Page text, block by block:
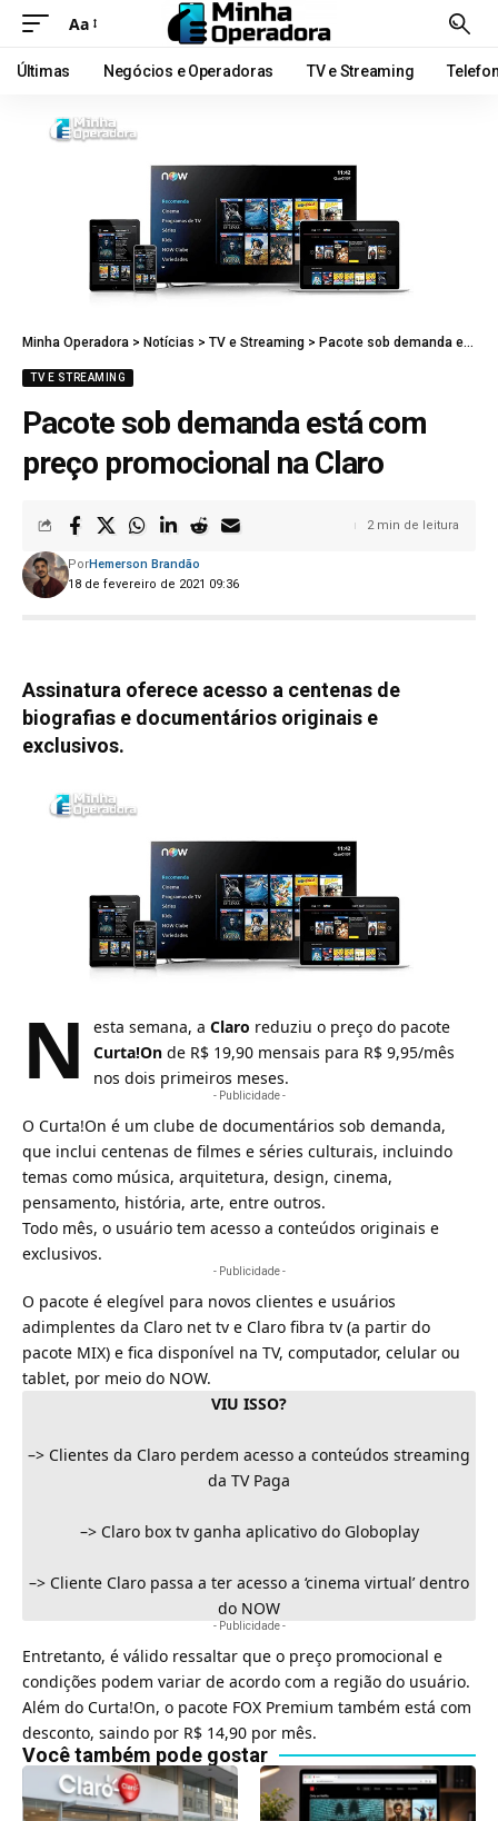
Aa
Últimas Negócios e Operadoras TV e Streaming
Minha Operadora > Notícias > TV e Streaming > Pacote sob demanda está com preço promocional na Claro
TV E STREAMING
Pacote sob demanda está com
preço promocional na Claro
18 de fevereiro de 2021 09:36
PorHemerson Brandão
2 min de leitura
Assinatura oferece acesso a centenas de
biografias e documentários originais e
exclusivos.
N esta semana, a Claro reduziu o preço do pacote
Curta!On de R$ 19,90 mensais para R$ 9,95/mês
nos dois primeiros meses.
- Publicidade -
O Curta!On é um clube de documentários sob demanda,
que inclui centenas de filmes e séries culturais, incluindo
temas como música, arquitetura, design, cinema,
pensamento, história, arte, entre outros.
Todo mês, o usuário tem acesso a conteúdos originais e
exclusivos.
- Publicidade -
O pacote é elegível para novos clientes e usuários
adimplentes da Claro net tv e Claro fibra tv (a partir do
pacote MIX) e fica disponível na TV, computador, celular ou
tablet, por meio do NOW.
VIU ISSO?
–> Clientes da Claro perdem acesso a conteúdos streaming
da TV Paga
–> Claro box tv ganha aplicativo do Globoplay
–> Cliente Claro passa a ter acesso a ‘cinema virtual’ dentro
do NOW
- Publicidade -
Entretanto, é válido ressaltar que o preço promocional e
condições podem variar de acordo com a região do usuário.
Além do Curta!On, o pacote FOX Premium também está com
desconto, saindo por R$ 14,90 por mês.
Você também pode gostar